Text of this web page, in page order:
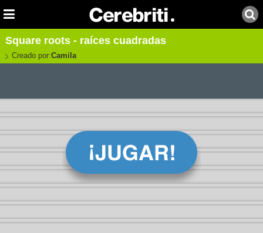
Square roots - raíces cuadradas
Creado por:Camila